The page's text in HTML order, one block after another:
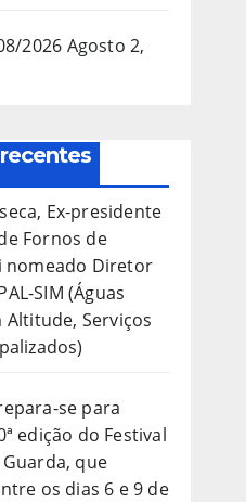
2026 Agosto 2,
Ex-presidente
Fornos de
nomeado Diretor
SIM (Águas
Altitude, Serviços
se para
edição do Festival
que
os dias 6 e 9 de